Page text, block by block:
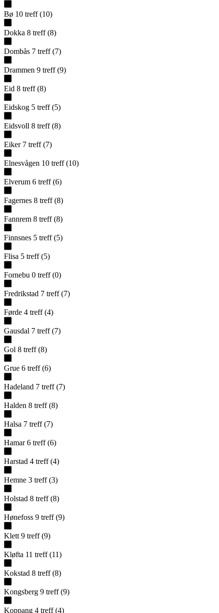
Bø 10 treff (10)
Dokka 8 treff (8)
Dombås 7 treff (7)
Drammen 9 treff (9)
Eid 8 treff (8)
Eidskog 5 treff (5)
Eidsvoll 8 treff (8)
Eiker 7 treff (7)
Elnesvågen 10 treff (10)
Elverum 6 treff (6)
Fagernes 8 treff (8)
Fannrem 8 treff (8)
Finnsnes 5 treff (5)
Flisa 5 treff (5)
Fornebu 0 treff (0)
Fredrikstad 7 treff (7)
Førde 4 treff (4)
Gausdal 7 treff (7)
Gol 8 treff (8)
Grue 6 treff (6)
Hadeland 7 treff (7)
Halden 8 treff (8)
Halsa 7 treff (7)
Hamar 6 treff (6)
Harstad 4 treff (4)
Hemne 3 treff (3)
Holstad 8 treff (8)
Hønefoss 9 treff (9)
Klett 9 treff (9)
Kløfta 11 treff (11)
Kokstad 8 treff (8)
Kongsberg 9 treff (9)
Koppang 4 treff (4)